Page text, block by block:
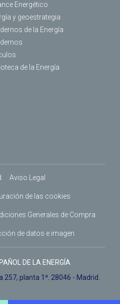
Energético
y geoestrategia
de la Energía
de la Energía
Aviso Legal
de las cookies
Generales de Compra
de datos e imagen
DE LA ENERGÍA
257, planta 1ª. 28046 - Madrid.